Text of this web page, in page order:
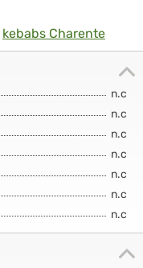
kebabs Charente
n.c
n.c
n.c
n.c
n.c
n.c
n.c